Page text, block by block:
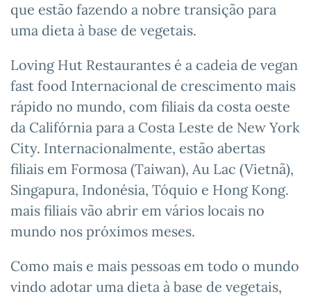
que estão fazendo a nobre transição para
uma dieta à base de vegetais.
Loving Hut Restaurantes é a cadeia de vegan
fast food Internacional de crescimento mais
rápido no mundo, com filiais da costa oeste
da Califórnia para a Costa Leste de New York
City. Internacionalmente, estão abertas
filiais em Formosa (Taiwan), Au Lac (Vietnã),
Singapura, Indonésia, Tóquio e Hong Kong.
mais filiais vão abrir em vários locais no
mundo nos próximos meses.
Como mais e mais pessoas em todo o mundo
vindo adotar uma dieta à base de vegetais,